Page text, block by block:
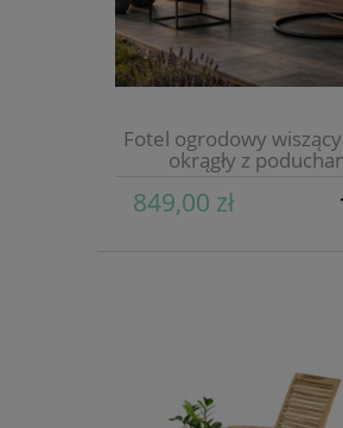
Fotel ogrodowy
okrągły z
849,00 zł